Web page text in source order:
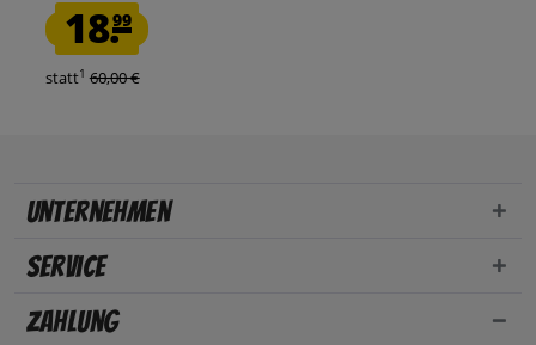
18.99
statt1 60,00 €
Unternehmen
Service
Zahlung